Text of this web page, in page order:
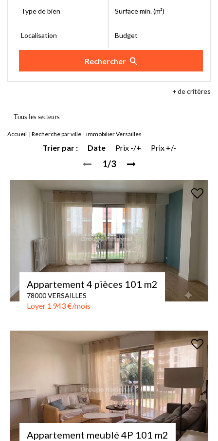
Type de bien Surface min. (m²)
Localisation Budget
Rechercher
+de critères
Tous les secteurs
Accueil Recherche par ville immobilier Versailles
Trier par : Date Prix -/+ Prix +/-
1/3
Appartement 4 pièces 101 m2
78000 VERSAILLES
Loyer 1 943 €/mois
Appartement meublé 4P 101 m2